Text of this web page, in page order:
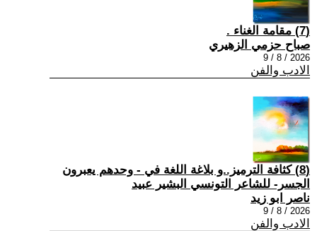
(7) مقامة الغناء .
صباح حزمي الزهيري
2026 / 8 / 9
الادب والفن
(8) كثافة الترميز..و بلاغة اللغة في - وحدهم يعبرون
الجسر- للشاعر التونسي البشير عبيد
ناصر ابو زيد
2026 / 8 / 9
الادب والفن